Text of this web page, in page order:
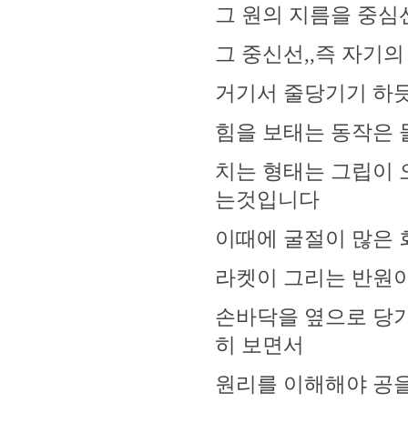
그 원의 지름을 중심
그 중신선,,즉 자기
거기서 줄당기기 하
힘을 보태는 동작은
치는 형태는 그립이
는것입니다
이때에 굴절이 많은
라켓이 그리는 반원
손바닥을 옆으로 당
히 보면서
원리를 이해해야 공